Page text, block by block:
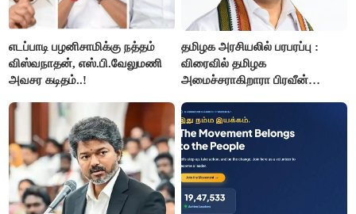
எடப்பாடி பழனிசாமிக்கு நத்தம்
விஸ்வநாதன், எஸ்.பி.வேலுமணி
அவசர கடிதம்..!
தமிழக அரசியலில் பரபரப்பு :
விரைவில் தமிழக
அமைச்சராகிறாரா பிரவீன்